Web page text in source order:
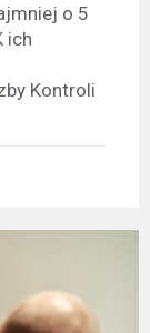
o 5
ich
Kontroli